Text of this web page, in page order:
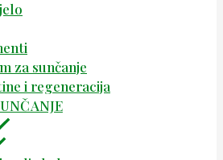
za sunčanje
i regeneracija